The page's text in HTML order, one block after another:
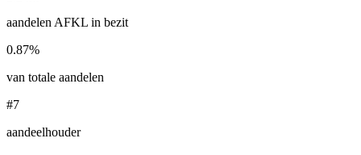
aandelen AFKL in bezit
0.87%
van totale aandelen
#7
aandeelhouder